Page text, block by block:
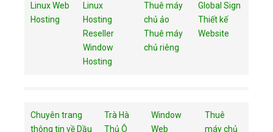
Linux Web
Hosting
Linux
Hosting
Reseller
Window
Hosting
Thuê máy
chủ ảo
Thuê máy
chủ riêng
Global Sign
Thiết kế
Website
Chuyên trang
thông tin về Dầu
Trà Hà
Thủ Ô
Window
Web
Thuê
máy chủ